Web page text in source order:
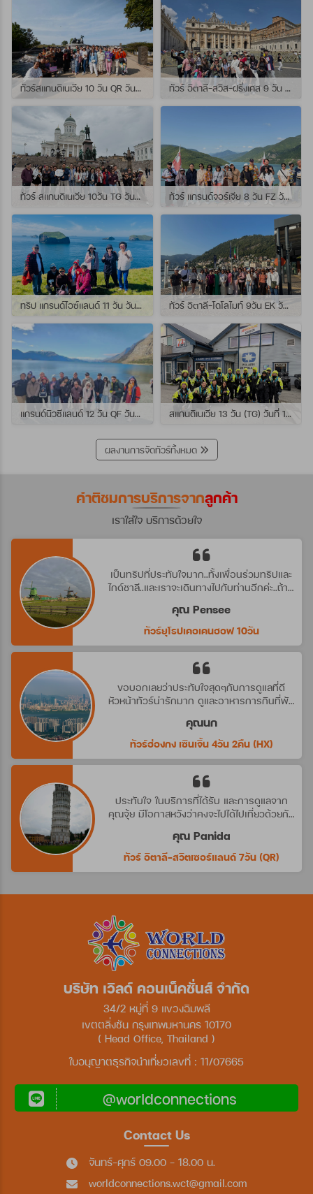
ทัวร์สแกนดิเนเวีย 10 วัน QR วันที่ 23 กรกฏาคม - 01 สิงหาคม 2569 เดินทางกับไกด์พี่จุ้ย และ พี่กั้ง ทัวร์ อิตาลี-สวิส-ฝรั่งเศส 9 วัน QR วันที่ 24 กรกฏาคม - 01 สิงหาคม 2569 เดินทางกับไกด์พี่เช
ทัวร์ สแกนดิเนเวีย 10วัน TG วันที่ 24 กรกฏาคม - 02 สิงหาคม 2569 เดินทางกับไกด์พี่ยอร์ช ทัวร์ แกรนด์จอร์เจีย 8 วัน FZ วันที่ 26 กรกฎาคม - 02 สิงหาคม 2569 เดินทางกับไกด์พี่โจ๊ก
ทริป แกรนด์ไอซ์แลนด์ 11 วัน วันที่ 25 กรกฏาคม - 04 สิงหาคม 2569 เดินทางกับไกด์พี่เปิ้ล ทัวร์ อิตาลี-โดโลไมท์ 9วัน EK วันที่ 21 - 29 กรกฏาคม 2569 เดินทางกับไกด์พี่หนุ่ม
แกรนด์นิวซีแลนด์ 12 วัน QF วันที่ 22 กรกฎาคม - 3 สิงหาคม 2569 เดินทางกับไกด์พี่โจ้ สแกนดิเนเวีย 13 วัน (TG) วันที่ 10-22 กรกฏาคม 2569 เดินทางกับไกด์พี่เต้ย
ผลงานการจัดทัวร์ทั้งหมด
คำติชมการบริการจากลูกค้า
เราใส่ใจ บริการด้วยใจ
เป็นทริปที่ประทับใจมาก..ทั้งเพื่อนร่วมทริปและ
ไกด์ชาลี..และเราจะเดินทางไปกับท่านอีกค่ะ..ถ้ามี
คุณ Pensee
ทัวร์ยุโรปเคอเคนฮอฟ 10วัน
ขอบอกเลยว่าประทับใจสุดๆกับการดูแลที่ดี
หัวหน้าทัวร์น่ารักมาก ดูและอาหารการกินที่พัก
บริษัทนี้อีกค่ะ
คุณนก
ทัวร์ฮ่องกง เซินเจิ้น 4วัน 2คืน (HX)
ประทับใจ ในบริการที่ได้รับ และการดูแลจาก
คุณจุ้ย มีโอกาสหวังว่าคงจะไปได้ไปเที่ยวด้วยกัน
คุณ Panida
ทัวร์ อิตาลี-สวิตเซอร์แลนด์ 7วัน (QR)
บริษัท เวิลด์ คอนเน็คชั่นส์ จำกัด
34/2 หมู่ที่ 9 แขวงฉิมพลี
เขตตลิ่งชัน กรุงเทพมหานคร 10170
( Head Office, Thailand )
ใบอนุญาตธุรกิจนำเที่ยวเลขที่ : 11/07665
@worldconnections
Contact Us
จันทร์-ศุกร์ 09.00 - 18.00 น.
worldconnections.wct@gmail.com